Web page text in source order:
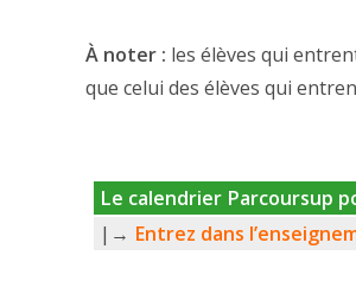
À noter : les élèves qui
que celui des élèves qui
Le calendrier Parcoursup
|→ Entrez dans